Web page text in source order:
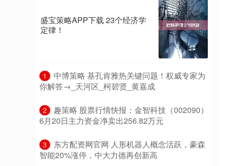
盛宝策略APP下载 23个经济学
定律！
1
​中博策略 基孔肯雅热关键问题！权威专家为
你解答→_天河区_柯碧贤_黄嘉成
2
​趣策略 股票行情快报：金智科技（002090）
6月20日主力资金净卖出256.82万元
3
​东方配资网官网 人形机器人概念活跃，豪森
智能20%涨停，中大力德再创新高